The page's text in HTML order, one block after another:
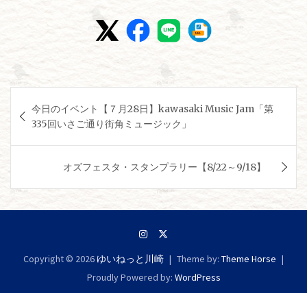
稿
ナ
ゲ
ー
ョ
今日のイベント【７月28日】kawasaki Music Jam「第
335回いさご通り街角ミュージック」
オズフェスタ・スタンプラリー【8/22～9/18】
Copyright © 2026 ゆいねっと川崎 Theme by: Theme Horse
Proudly Powered by: WordPress